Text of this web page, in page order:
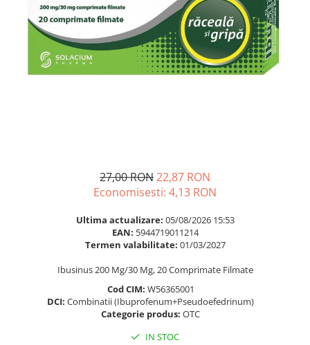
Omega 3
Par si unghii
Probiotice si prebiotice
Somn stres si anxietate
Supliment Complexe
Supliment Vitamina C
Supliment Vitamina D3
Ingrijire par
Balsam masca si tratament
Produse cu SPF Pentru Fata
Repelenti insecte
27,00 RON22,87 RON
Economisesti: 4,13 RON
Ultima actualizare: 05/08/2026 15:53
EAN: 5944719011214
Termen valabilitate: 01/03/2027
Ibusinus 200 Mg/30 Mg, 20 Comprimate Filmate
Cod CIM: W56365001
DCI: Combinatii (Ibuprofenum+Pseudoefedrinum)
Categorie produs: OTC
IN STOC